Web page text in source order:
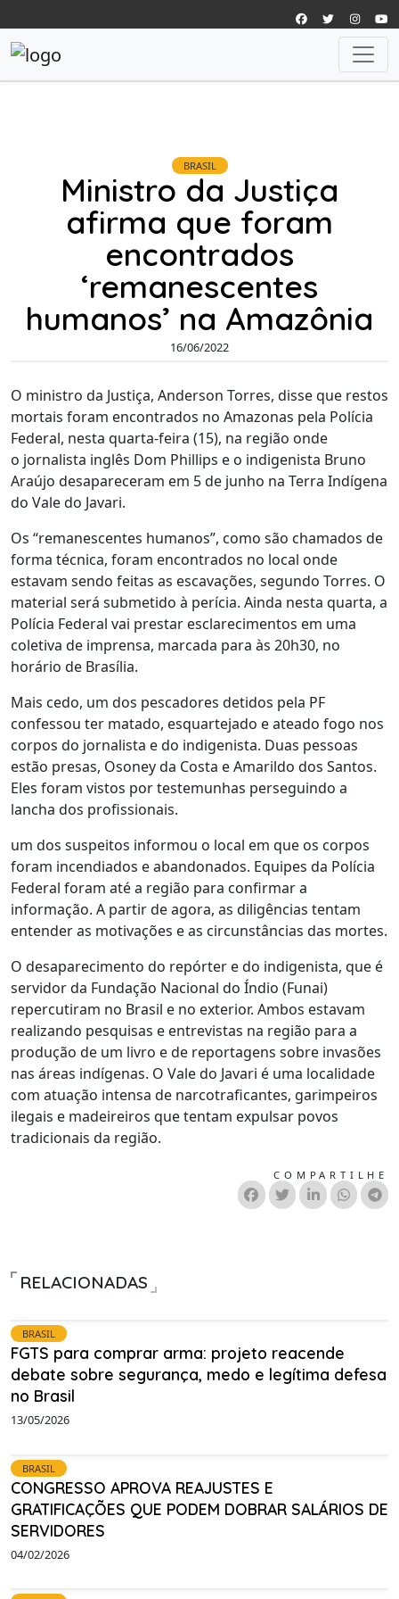
BRASIL
Ministro da Justiça
afirma que foram
encontrados
‘remanescentes
humanos’ na Amazônia
16/06/2022
O ministro da Justiça, Anderson Torres, disse que restos
mortais foram encontrados no Amazonas pela Polícia
Federal, nesta quarta-feira (15), na região onde
o jornalista inglês Dom Phillips e o indigenista Bruno
Araújo desapareceram em 5 de junho na Terra Indígena
do Vale do Javari.
Os “remanescentes humanos”, como são chamados de
forma técnica, foram encontrados no local onde
estavam sendo feitas as escavações, segundo Torres. O
material será submetido à perícia. Ainda nesta quarta, a
Polícia Federal vai prestar esclarecimentos em uma
coletiva de imprensa, marcada para às 20h30, no
horário de Brasília.
Mais cedo, um dos pescadores detidos pela PF
confessou ter matado, esquartejado e ateado fogo nos
corpos do jornalista e do indigenista. Duas pessoas
estão presas, Osoney da Costa e Amarildo dos Santos.
Eles foram vistos por testemunhas perseguindo a
lancha dos profissionais.
um dos suspeitos informou o local em que os corpos
foram incendiados e abandonados. Equipes da Polícia
Federal foram até a região para confirmar a
informação. A partir de agora, as diligências tentam
entender as motivações e as circunstâncias das mortes.
O desaparecimento do repórter e do indigenista, que é
servidor da Fundação Nacional do Índio (Funai)
repercutiram no Brasil e no exterior. Ambos estavam
realizando pesquisas e entrevistas na região para a
produção de um livro e de reportagens sobre invasões
nas áreas indígenas. O Vale do Javari é uma localidade
com atuação intensa de narcotraficantes, garimpeiros
ilegais e madeireiros que tentam expulsar povos
tradicionais da região.
COMPARTILHE
RELACIONADAS
BRASIL
FGTS para comprar arma: projeto reacende
debate sobre segurança, medo e legítima defesa
no Brasil
13/05/2026
BRASIL
CONGRESSO APROVA REAJUSTES E
GRATIFICAÇÕES QUE PODEM DOBRAR SALÁRIOS DE
SERVIDORES
04/02/2026